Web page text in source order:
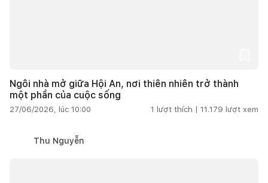
Ngôi nhà mở giữa Hội An, nơi thiên nhiên trở thành
một phần của cuộc sống
27/06/2026, lúc 10:00 1 lượt thích | 11.179 lượt xem
Thu Nguyễn